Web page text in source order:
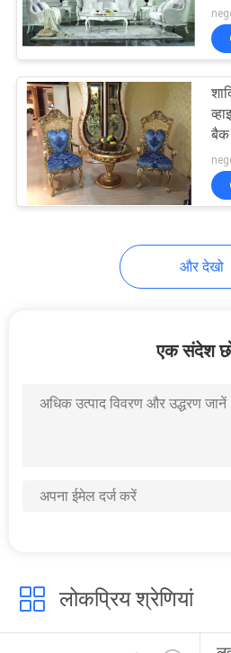
बैक
और देखो
एक संदेश
लोकप्रिय श्रेणियां